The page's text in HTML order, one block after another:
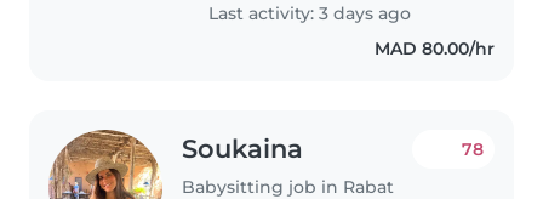
Last activity: 3 days ago
MAD 80.00/hr
Soukaina
Babysitting job in Rabat
78